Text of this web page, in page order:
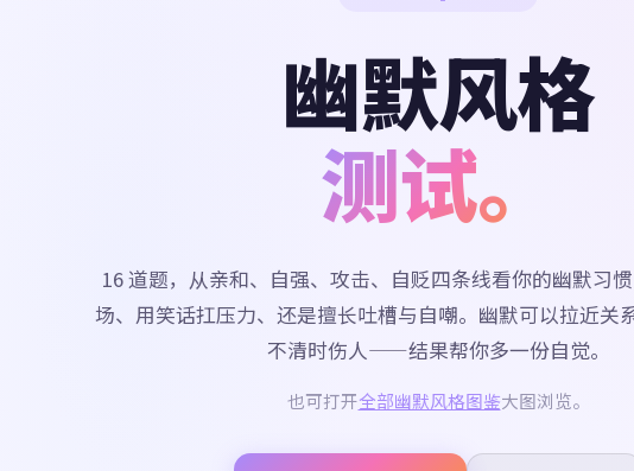
幽默风格
测试。
16 道题，从亲和、自强、攻击、自贬四条线看你的幽默习
场、用笑话扛压力、还是擅长吐槽与自嘲。幽默可以拉近关
不清时伤人——结果帮你多一份自觉。
也可打开全部幽默风格图鉴大图浏览。